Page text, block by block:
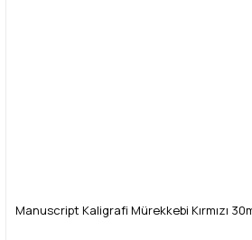
Manuscript Kaligrafi Mürekkebi Kırmızı